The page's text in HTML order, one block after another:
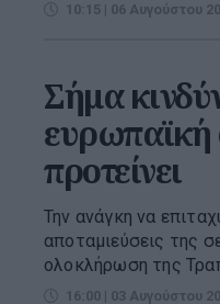
10:15 | 06 Αυγούστου
Σήμα
ευρωπαϊκή
προτείνει
Την ανάγκη να
αποταμιεύσεις της
ολοκλήρωση της
16:00 | 03 Αυγούστου